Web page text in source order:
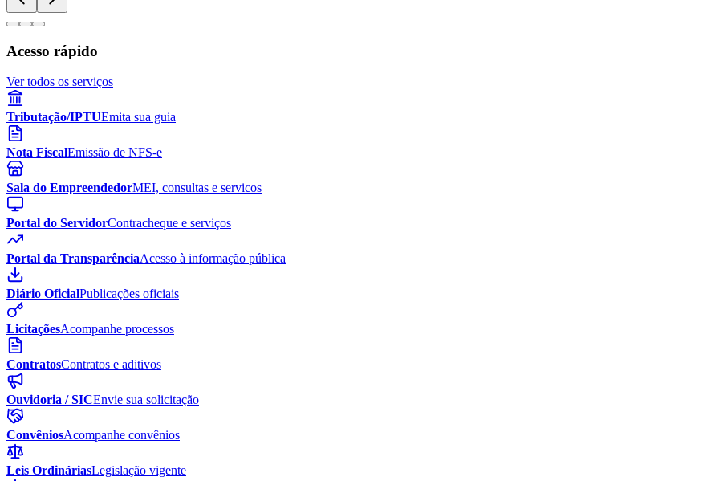
Acesso rápido
Ver todos os serviços
Tributação/IPTUEmita sua guia
Nota FiscalEmissão de NFS-e
Sala do EmpreendedorMEI, consultas e servicos
Portal do ServidorContracheque e serviços
Portal da TransparênciaAcesso à informação pública
Diário OficialPublicações oficiais
LicitaçõesAcompanhe processos
ContratosContratos e aditivos
Ouvidoria / SICEnvie sua solicitação
ConvêniosAcompanhe convênios
Leis OrdináriasLegislação vigente